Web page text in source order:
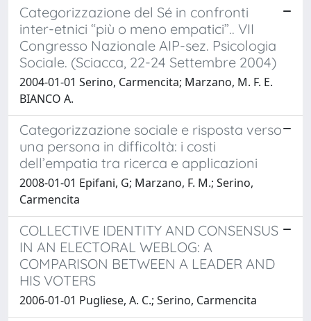
Categorizzazione del Sé in confronti
inter-etnici “più o meno empatici”.. VII
Congresso Nazionale AIP-sez. Psicologia
Sociale. (Sciacca, 22-24 Settembre 2004)
2004-01-01 Serino, Carmencita; Marzano, M. F. E.
BIANCO A.
Categorizzazione sociale e risposta verso
una persona in difficoltà: i costi
dell’empatia tra ricerca e applicazioni
2008-01-01 Epifani, G; Marzano, F. M.; Serino,
Carmencita
COLLECTIVE IDENTITY AND CONSENSUS
IN AN ELECTORAL WEBLOG: A
COMPARISON BETWEEN A LEADER AND
HIS VOTERS
2006-01-01 Pugliese, A. C.; Serino, Carmencita